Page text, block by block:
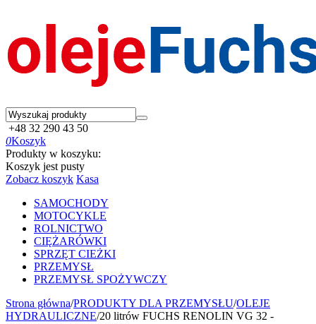
+48 32 290 43 50
0Koszyk
Produkty w koszyku:
Koszyk jest pusty
Zobacz koszyk Kasa
SAMOCHODY
MOTOCYKLE
ROLNICTWO
CIĘŻARÓWKI
SPRZĘT CIEŻKI
PRZEMYSŁ
PRZEMYSŁ SPOŻYWCZY
Strona główna/PRODUKTY DLA PRZEMYSŁU/OLEJE
HYDRAULICZNE/20 litrów FUCHS RENOLIN VG 32 -